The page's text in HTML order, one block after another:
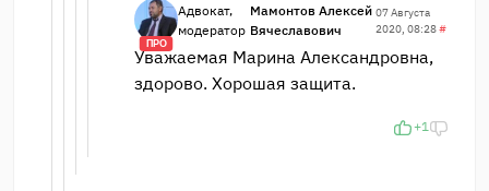
ПРО
Адвокат,
модератор
Мамонтов Алексей
Вячеславович
07 Августа
2020, 08:28#
Уважаемая Марина Александровна,
здорово. Хорошая защита.
+1